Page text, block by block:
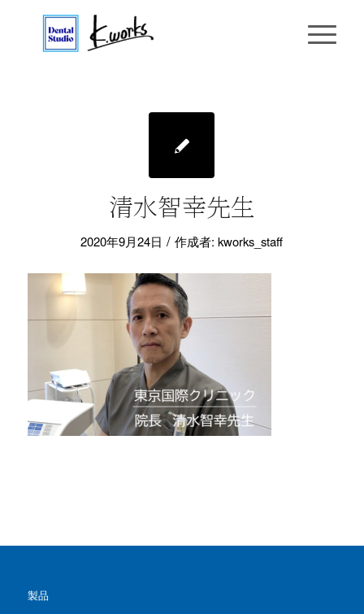
清水智幸先生
2020年9月24日 / 作成者:kworks_staff
製品